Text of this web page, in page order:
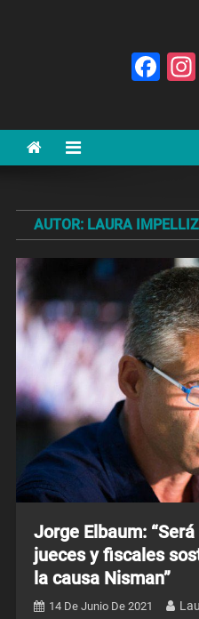
AUTOR: LAURA
Jorge Elbaum:
jueces y fiscales
la causa Nisman”
14 De Junio De 2021